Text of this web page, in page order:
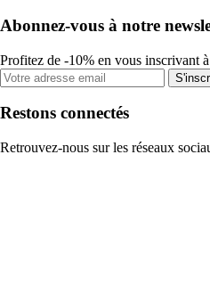
Abonnez-vous à notre
Profitez de -10% en vous inscrivant
Restons connectés
Retrouvez-nous sur les réseaux